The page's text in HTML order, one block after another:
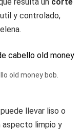
y controlado,
old money bob.
llevar liso o
aspecto limpio y